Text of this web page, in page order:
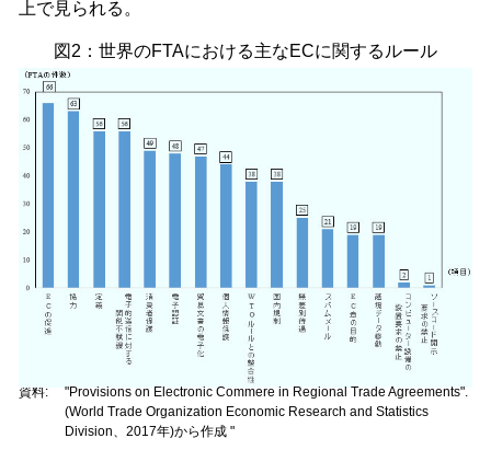
上で見られる。
図2：世界のFTAにおける主なECに関するルール
資料:
"Provisions on Electronic Commere in Regional Trade Agreements".
(World Trade Organization Economic Research and Statistics
Division、2017年)から作成 "